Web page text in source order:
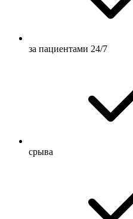
за пациентами 24/7
срыва